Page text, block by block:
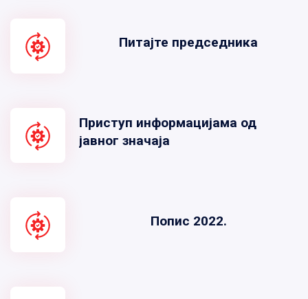
Питајте председника
Приступ информацијама од
јавног значаја
Попис 2022.